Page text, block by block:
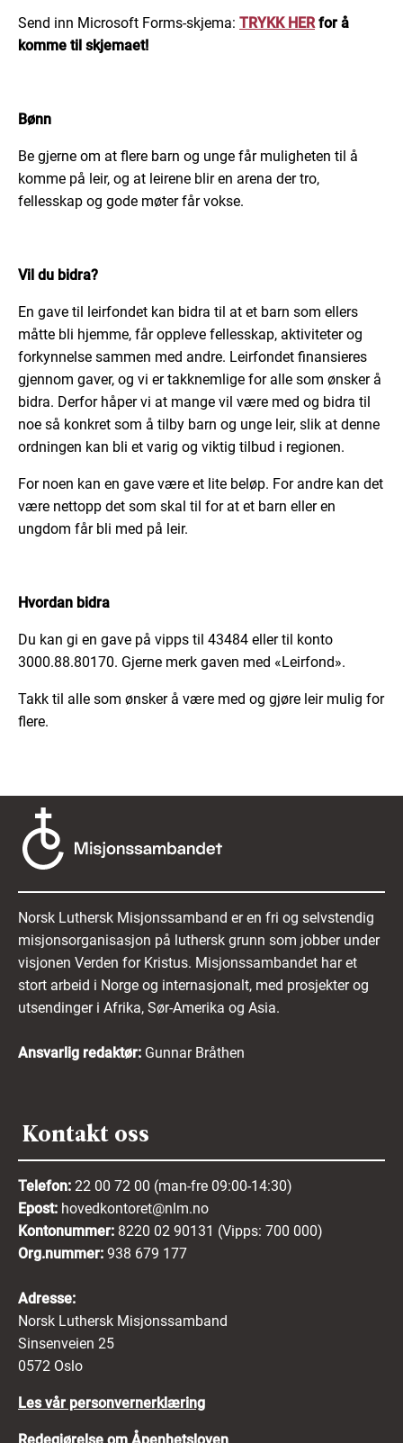
Send inn Microsoft Forms-skjema: TRYKK HERfor å
komme til skjemaet!
Bønn
Be gjerne om at flere barn og unge får muligheten til å
komme på leir, og at leirene blir en arena der tro,
fellesskap og gode møter får vokse.
Vil du bidra?
En gave til leirfondet kan bidra til at et barn som ellers
måtte bli hjemme, får oppleve fellesskap, aktiviteter og
forkynnelse sammen med andre. Leirfondet finansieres
gjennom gaver, og vi er takknemlige for alle som ønsker å
bidra. Derfor håper vi at mange vil være med og bidra til
noe så konkret som å tilby barn og unge leir, slik at denne
ordningen kan bli et varig og viktig tilbud i regionen.
For noen kan en gave være et lite beløp. For andre kan det
være nettopp det som skal til for at et barn eller en
ungdom får bli med på leir.
Hvordan bidra
Du kan gi en gave på vipps til 43484 eller til konto
3000.88.80170. Gjerne merk gaven med «Leirfond».
Takk til alle som ønsker å være med og gjøre leir mulig for
flere.
Norsk Luthersk Misjonssamband er en fri og selvstendig
misjonsorganisasjon på luthersk grunn som jobber under
visjonen Verden for Kristus. Misjonssambandet har et
stort arbeid i Norge og internasjonalt, med prosjekter og
utsendinger i Afrika, Sør-Amerika og Asia.
Ansvarlig redaktør: Gunnar Bråthen
Kontakt oss
Telefon: 22 00 72 00 (man-fre 09:00-14:30)
Epost: hovedkontoret@nlm.no
Kontonummer: 8220 02 90131 (Vipps: 700 000)
Org.nummer: 938 679 177
Adresse:
Norsk Luthersk Misjonssamband
Sinsenveien 25
0572 Oslo
Les vår personvernerklæring